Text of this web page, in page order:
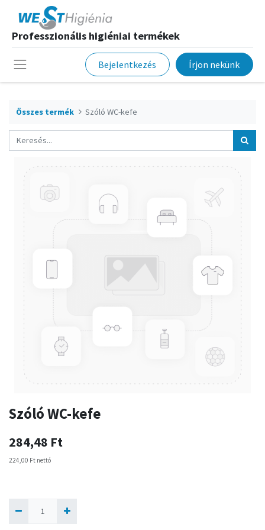
Professzionális higiéniai termékek
Bejelentkezés Írjon nekünk
Összes termék Szóló WC-kefe
Szóló WC-kefe
284,48 Ft
224,00 Ft nettó